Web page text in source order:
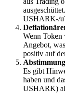
USHARK-/
Wenn Token
Angebot,
positiv auf
Es gibt
haben und
USHARK)